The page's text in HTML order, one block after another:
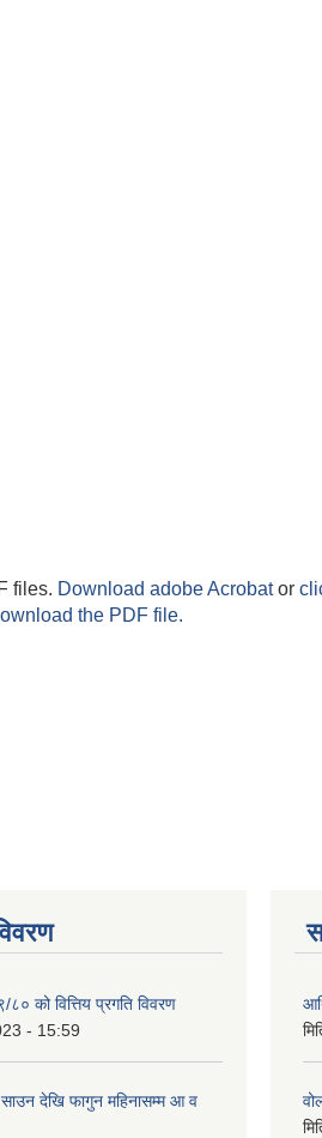
files. Download adobe Acrobator
the PDF file.
८० को वित्तिय प्रगति विवरण
- 15:59
देखि फागुन महिनासम्म आ व